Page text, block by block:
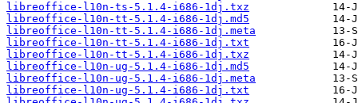
libreoffice-l10n-ts-5.1.4-i686-1dj.txz
libreoffice-l10n-tt-5.1.4-i686-1dj.md5
libreoffice-l10n-tt-5.1.4-i686-1dj.meta
libreoffice-l10n-tt-5.1.4-i686-1dj.txt
libreoffice-l10n-tt-5.1.4-i686-1dj.txz
libreoffice-l10n-ug-5.1.4-i686-1dj.md5
libreoffice-l10n-ug-5.1.4-i686-1dj.meta
libreoffice-l10n-ug-5.1.4-i686-1dj.txt